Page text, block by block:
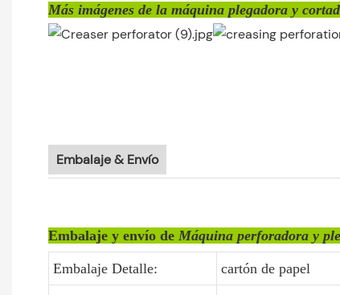
Más imágenes de la máquina plegadora y
Embalaje & Envío
Embalaje y envío de Máquina perforadora y
Embalaje Detalle: cartón de papel